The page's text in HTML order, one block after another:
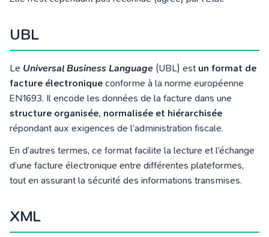
UBL
Le Universal Business Language (UBL) est un format de
facture électronique conforme à la norme européenne
EN1693. Il encode les données de la facture dans une
structure organisée, normalisée et hiérarchisée
répondant aux exigences de l’administration fiscale.
En d’autres termes, ce format facilite la lecture et l’échange
d’une facture électronique entre différentes plateformes,
tout en assurant la sécurité des informations transmises.
XML